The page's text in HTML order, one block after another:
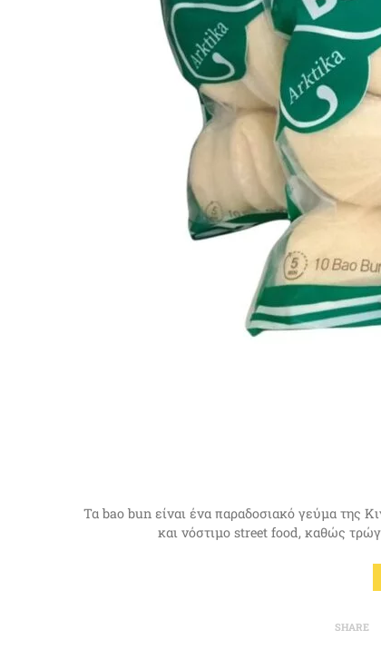
Τα bao bun είναι ένα παραδοσιακό γεύμα της
και νόστιμο street food, καθώς
SHARE